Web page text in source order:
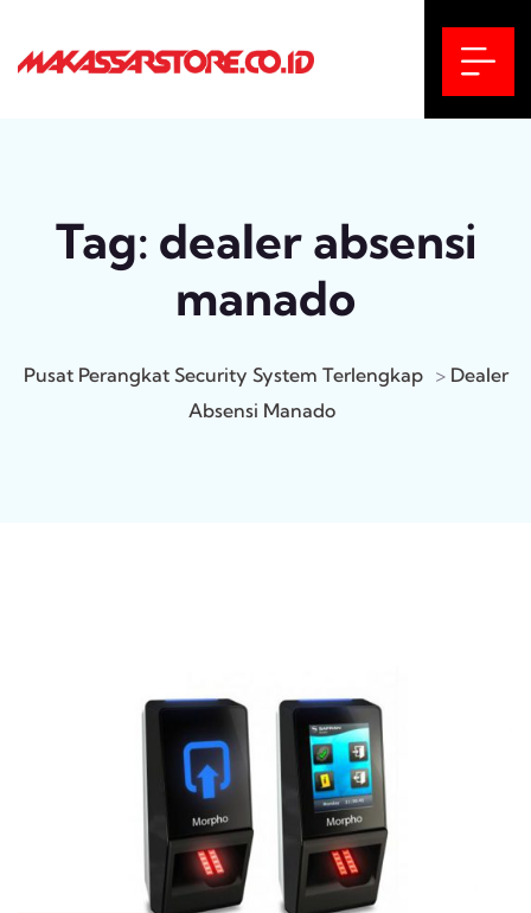
Tag: dealer absensi
manado
Pusat Perangkat Security System Terlengkap > Dealer
Absensi Manado